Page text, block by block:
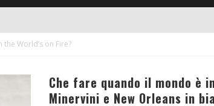
World’s on Fire?
Che fare quando il mondo è
Minervini e New Orleans in